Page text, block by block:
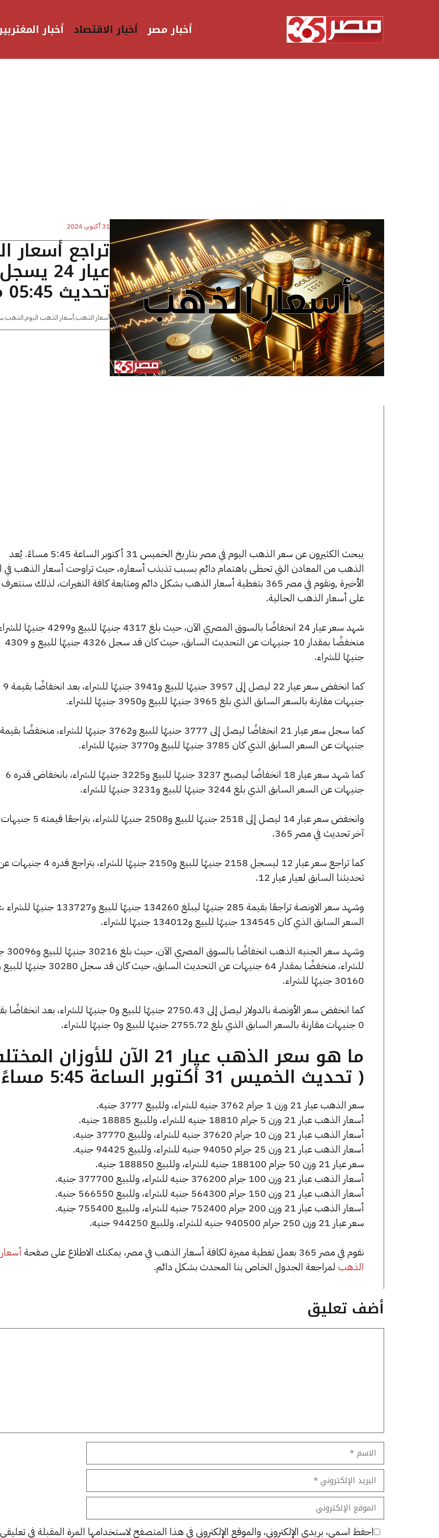
أخبار مصر أخبار الاقتصاد أخبار
31 أكتوبر، 2024
تراجع
تحديث 05:45 مساءًا
أسعار الذهب,أسعار الذهب اليوم,الذهب,
يبحث الكثيرون عن سعر الذهب اليوم في مصر بتاريخ الخميس 31 أكتوبر الساعة 5:45 مساءً. يُعد
الذهب من المعادن التي تحظى باهتمام دائم بسبب تذبذب أسعاره، حيث تراوحت أسعار الذهب في
الأخيرة ,ونقوم في مصر 365 بتغطية أسعار الذهب بشكل دائم ومتابعة كافة التغيرات، لذلك
على أسعار الذهب الحالية.
شهد سعر عيار 24 انخفاضًا بالسوق المصري الآن، حيث بلغ 4317 جنيهًا للبيع و4299
منخفضًا بمقدار 10 جنيهات عن التحديث السابق، حيث كان قد سجل 4326 جنيهًا للبيع و 4309
جنيهًا للشراء.
كما انخفض سعر عيار 22 ليصل إلى 3957 جنيهًا للبيع و3941 جنيهًا للشراء، بعد انخفاضًا بقيمة 9
جنيهات مقارنة بالسعر السابق الذي بلغ 3965 جنيهًا للبيع و3950 جنيهًا للشراء.
جنيهات عن السعر السابق الذي كان 3785 جنيهًا للبيع و3770 جنيهًا للشراء.
كما شهد سعر عيار 18 انخفاضًا ليصبح 3237 جنيهًا للبيع و3225 جنيهًا للشراء، بانخفاض قدره 6
جنيهات عن السعر السابق الذي بلغ 3244 جنيهًا للبيع و3231 جنيهًا للشراء.
وانخفض سعر عيار 14 ليصل إلى 2518 جنيهًا للبيع و2508 جنيهًا
آخر تحديث في مصر 365.
كما تراجع سعر عيار 12 ليسجل 2158 جنيهًا للبيع و2150 جنيهًا للشراء، بتراجع قدره 4
تحديثنا السابق لعيار عيار 12.
وشهد سعر الاونصة تراجعًا بقيمة 285 جنيهًا ليبلغ 134260 جنيهًا للبيع
السعر السابق الذي كان 134545 جنيهًا للبيع و134012 جنيهًا للشراء.
وشهد سعر
للشراء، منخفضًا بمقدار 64 جنيهات عن التحديث السابق، حيث كان قد سجل 30280
30160 جنيهًا للشراء.
كما انخفض سعر الأونصة بالدولار ليصل إلى 2750.43 جنيهًا للبيع و0 جنيهًا للشراء، بعد
0 جنيهات مقارنة بالسعر السابق الذي بلغ 2755.72 جنيهًا للبيع و0 جنيهًا للشراء.
ما هو سعر الذهب عيار 21 الآن للأوزان
( تحديث الخميس 31 أكتوبر الساعة 5:45 مساءً )
سعر الذهب عيار 21 وزن 1 جرام 3762 جنيه للشراء، وللبيع 3777 جنيه.
أسعار الذهب عيار 21 وزن 5 جرام 18810 جنيه للشراء، وللبيع 18885 جنيه.
أسعار الذهب عيار 21 وزن 10 جرام 37620 جنيه للشراء، وللبيع 37770 جنيه.
أسعار الذهب عيار 21 وزن 25 جرام 94050 جنيه للشراء، وللبيع 94425 جنيه.
سعر عيار 21 وزن 50 جرام 188100 جنيه للشراء، وللبيع 188850 جنيه.
أسعار الذهب عيار 21 وزن 100 جرام 376200 جنيه للشراء، وللبيع 377700 جنيه.
أسعار الذهب عيار 21 وزن 150 جرام 564300 جنيه للشراء، وللبيع 566550 جنيه.
أسعار الذهب عيار 21 وزن 200 جرام 752400 جنيه للشراء، وللبيع 755400 جنيه.
سعر عيار 21 وزن 250 جرام 940500 جنيه للشراء، وللبيع 944250 جنيه.
نقوم في مصر 365 بعمل تغطية مميزة لكافة أسعار الذهب في مصر، يمكنك الاطلاع على صفحة
أسعار
الذهب لمراجعة الجدول الخاص بنا المحدث بشكل دائم.
أضف تعليق
الاسم
البريد
الإلكتروني
الموقع
الإلكتروني
احفظ اسمي، بريدي الإلكتروني، والموقع الإلكتروني في هذا المتصفح لاستخدامها المرة المقبلة في